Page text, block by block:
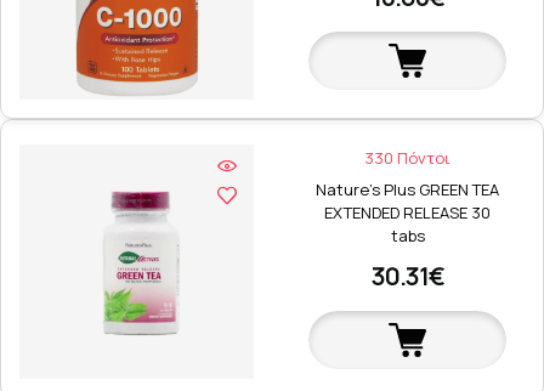
330 Πόντοι
Nature's Plus GREEN TEA
EXTENDED RELEASE 30
tabs
30.31€